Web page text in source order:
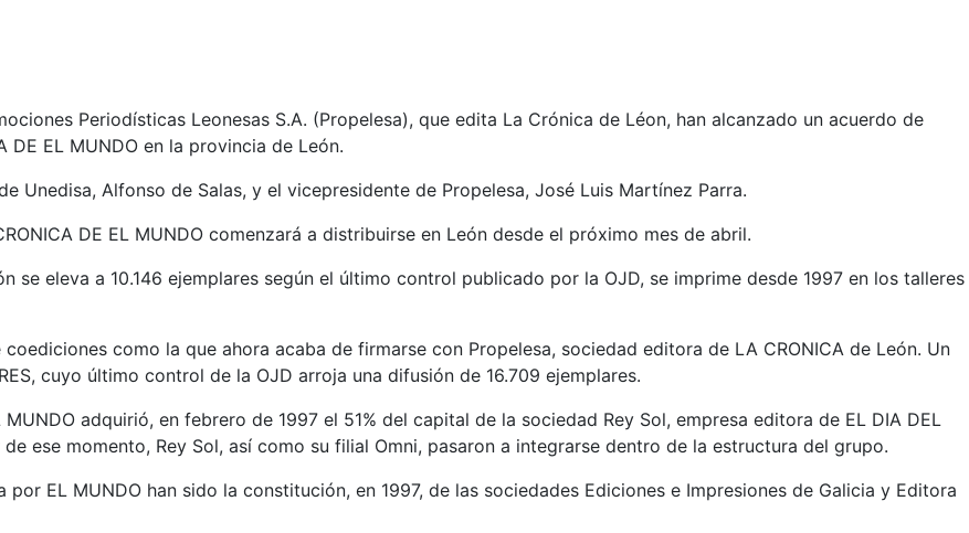
Periodísticas Leonesas S.A. (Propelesa), que edita La Crónica de Léon, han alcanzado un acuerdo de
EL MUNDO en la provincia de León.
Unedisa, Alfonso de Salas, y el vicepresidente de Propelesa, José Luis Martínez Parra.
DE EL MUNDO comenzará a distribuirse en León desde el próximo mes de abril.
se eleva a 10.146 ejemplares según el último control publicado por la OJD, se imprime desde 1997 en los talleres
como la que ahora acaba de firmarse con Propelesa, sociedad editora de LA CRONICA de León. Un
cuyo último control de la OJD arroja una difusión de 16.709 ejemplares.
adquirió, en febrero de 1997 el 51% del capital de la sociedad Rey Sol, empresa editora de EL DIA DEL
ese momento, Rey Sol, así como su filial Omni, pasaron a integrarse dentro de la estructura del grupo.
EL MUNDO han sido la constitución, en 1997, de las sociedades Ediciones e Impresiones de Galicia y Editora